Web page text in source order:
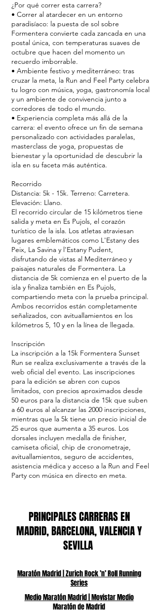
¿Por qué correr esta carrera?
• Correr al atardecer en un entorno
paradisíaco: la puesta de sol sobre
Formentera convierte cada zancada en una
postal única, con temperaturas suaves de
octubre que hacen del momento un
recuerdo imborrable.
• Ambiente festivo y mediterráneo: tras
cruzar la meta, la Run and Feel Party celebra
tu logro con música, yoga, gastronomía local
y un ambiente de convivencia junto a
corredores de todo el mundo.
• Experiencia completa más allá de la
carrera: el evento ofrece un fin de semana
personalizado con actividades paralelas,
masterclass de yoga, propuestas de
bienestar y la oportunidad de descubrir la
isla en su faceta más auténtica.
Recorrido
Distancia: 5k - 15k. Terreno: Carretera.
Elevación: Llano.
El recorrido circular de 15 kilómetros tiene
salida y meta en Es Pujols, el corazón
turístico de la isla. Los atletas atraviesan
lugares emblemáticos como L'Estany des
Peix, La Savina y l'Estany Pudent,
disfrutando de vistas al Mediterráneo y
paisajes naturales de Formentera. La
distancia de 5k comienza en el puerto de la
isla y finaliza también en Es Pujols,
compartiendo meta con la prueba principal.
Ambos recorridos están completamente
señalizados, con avituallamientos en los
kilómetros 5, 10 y en la línea de llegada.
Inscripción
La inscripción a la 15k Formentera Sunset
Run se realiza exclusivamente a través de la
web oficial del evento. Las inscripciones
para la edición se abren con cupos
limitados, con precios aproximados desde
50 euros para la distancia de 15k que suben
a 60 euros al alcanzar las 2000 inscripciones,
mientras que la 5k tiene un precio inicial de
25 euros que aumenta a 35 euros. Los
dorsales incluyen medalla de finisher,
camiseta oficial, chip de cronometraje,
avituallamientos, seguro de accidentes,
asistencia médica y acceso a la Run and Feel
Party con música en directo en meta.
PRINCIPALES CARRERAS EN
MADRID, BARCELONA, VALENCIA Y
SEVILLA
Maratón Madrid | Zurich Rock ’n’ Roll Running
Series
Medio Maratón Madrid | Movistar Medio
Maratón de Madrid